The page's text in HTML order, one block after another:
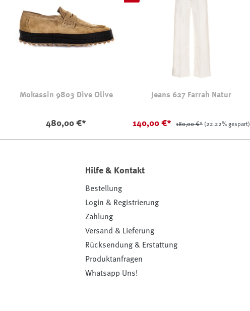
Mokassin 9803 Dive Olive
480,00 €*
Jeans 627 Farrah Natur
140,00 €* 180,00 €* (22.22% gespart)
Hilfe & Kontakt
Bestellung
Login & Registrierung
Zahlung
Versand & Lieferung
Rücksendung & Erstattung
Produktanfragen
Whatsapp Uns!